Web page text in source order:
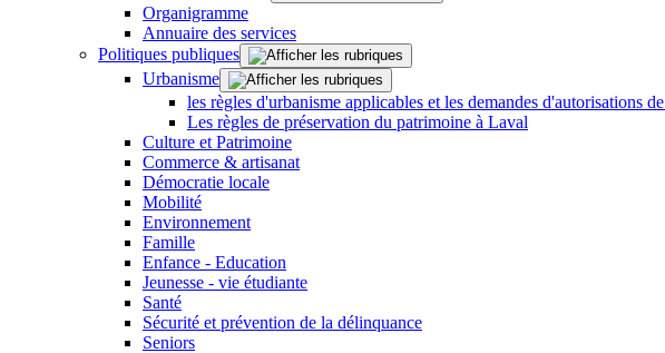
Organigramme
Annuaire des services
Politiques publiques
Urbanisme
les règles d'urbanisme applicables et les demandes d'autorisations
Les règles de préservation du patrimoine à Laval
Culture et Patrimoine
Commerce & artisanat
Démocratie locale
Mobilité
Environnement
Famille
Enfance - Education
Jeunesse - vie étudiante
Santé
Sécurité et prévention de la délinquance
Seniors